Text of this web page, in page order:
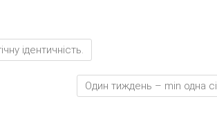
ідентичність.
Один тиждень – min одна